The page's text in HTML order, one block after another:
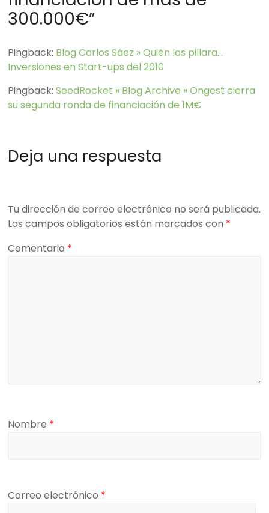
300.000€”
Pingback: Blog Carlos Sáez » Quién los pillara…
Inversiones en Start-ups del 2010
Pingback:SeedRocket » Blog Archive » Ongest cierra
su segunda ronda de financiación de 1M€
Deja una respuesta
Tu dirección de correo electrónico no será publicada.
Los campos obligatorios están marcados con *
Comentario *
Nombre *
Correo electrónico *